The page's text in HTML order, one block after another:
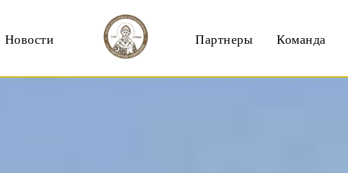
Новости Партнеры Команда